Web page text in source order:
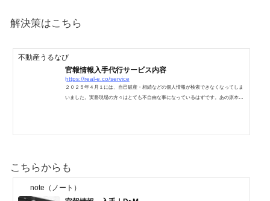
解決策はこちら
不動産うるなび
官報情報入手代行サービス内容
https://real-e.co/service
２０２５年４月１には、自己破産・相続などの個人情報が検索できなくなってしま
いました。実務現場の方々はとても不自由な事になっているはずです。あの原本を
こちらからも
note（ノート）